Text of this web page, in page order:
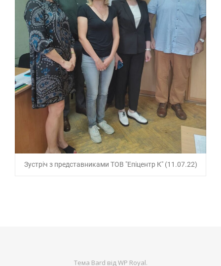
Зустріч з представниками ТОВ "Епіцентр К" (11.07.22)
Тема Bard відWP Royal.